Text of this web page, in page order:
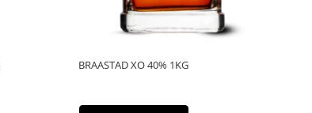
BRAASTAD XO 40% 1KG